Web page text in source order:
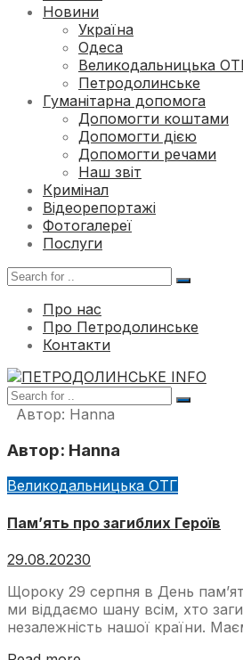
Новини
Україна
Одеса
Великодальницька
Петродолинське
Гуманітарна допомога
Допомогти коштами
Допомогти дією
Допомогти речами
Наш звіт
Кримінал
Відеорепортажі
Фотогалереї
Послуги
Про нас
Про Петродолинське
Контакти
Автор: Hanna
Автор: Hanna
Великодальницька ОТГ
Пам’ять про загиблих Героїв
29.08.20230
Щороку 29 серпня в День
ми віддаємо шану всім, хто
незалежність нашої країни.